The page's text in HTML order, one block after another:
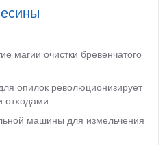
магии очистки бревенчатого
опилок революционизирует
отходами
машины для измельчения